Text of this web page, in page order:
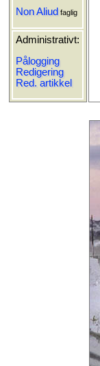
Non Aliud faglig
Administrativt:
Pålogging
Redigering
Red. artikkel